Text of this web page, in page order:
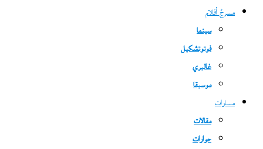
مسرحُ أفلام
سينما
فوتوتشكيل
غاليري
موسيقا
مسارات
مقالات
حوارات